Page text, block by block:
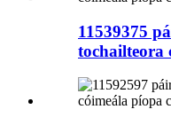
11539375
tochailteora